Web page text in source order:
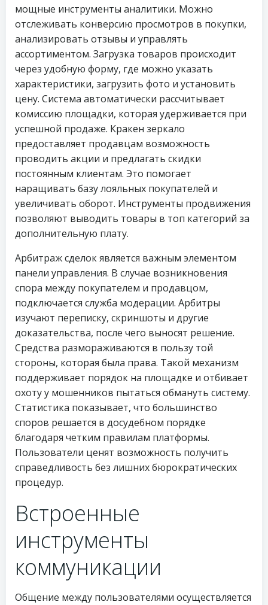
мощные инструменты аналитики. Можно
отслеживать конверсию просмотров в покупки,
анализировать отзывы и управлять
ассортиментом. Загрузка товаров происходит
через удобную форму, где можно указать
характеристики, загрузить фото и установить
цену. Система автоматически рассчитывает
комиссию площадки, которая удерживается при
успешной продаже. Кракен зеркало
предоставляет продавцам возможность
проводить акции и предлагать скидки
постоянным клиентам. Это помогает
наращивать базу лояльных покупателей и
увеличивать оборот. Инструменты продвижения
позволяют выводить товары в топ категорий за
дополнительную плату.
Арбитраж сделок является важным элементом
панели управления. В случае возникновения
спора между покупателем и продавцом,
подключается служба модерации. Арбитры
изучают переписку, скриншоты и другие
доказательства, после чего выносят решение.
Средства размораживаются в пользу той
стороны, которая была права. Такой механизм
поддерживает порядок на площадке и отбивает
охоту у мошенников пытаться обмануть систему.
Статистика показывает, что большинство
споров решается в досудебном порядке
благодаря четким правилам платформы.
Пользователи ценят возможность получить
справедливость без лишних бюрократических
процедур.
Встроенные
инструменты
коммуникации
Общение между пользователями осуществляется